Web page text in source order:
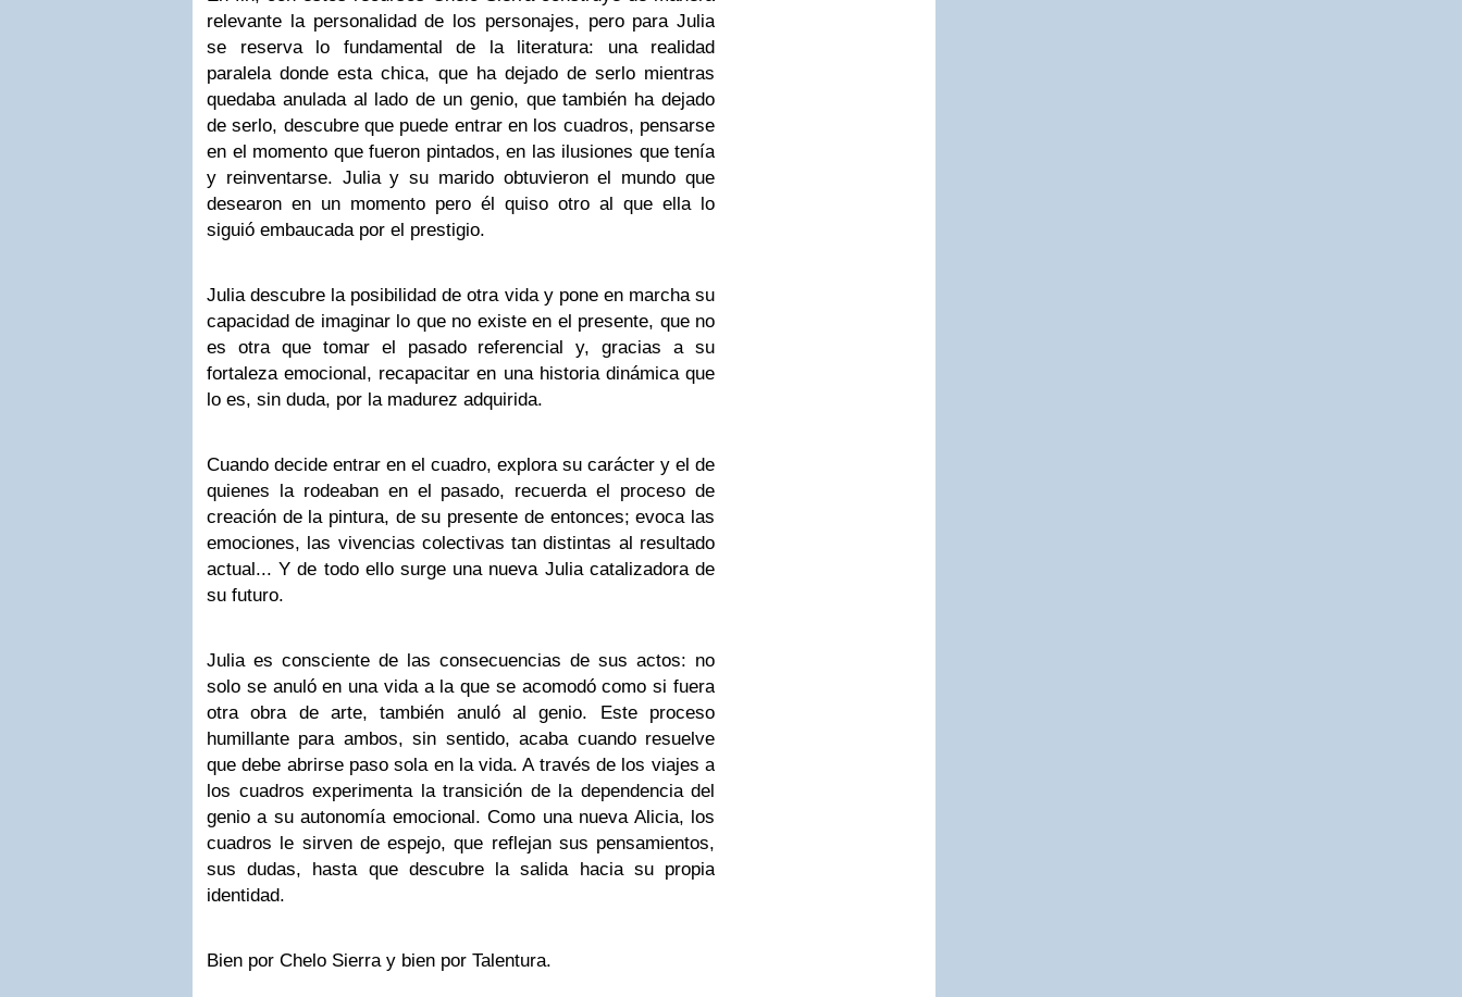
relevante la personalidad de los personajes, pero para Julia
se reserva lo fundamental de la literatura: una realidad
paralela donde esta chica, que ha dejado de serlo mientras
quedaba anulada al lado de un genio, que también ha dejado
de serlo, descubre que puede entrar en los cuadros, pensarse
en el momento que fueron pintados, en las ilusiones que tenía
y reinventarse. Julia y su marido obtuvieron el mundo que
desearon en un momento pero él quiso otro al que ella lo
siguió embaucada por el prestigio.
Julia descubre la posibilidad de otra vida y pone en marcha su
capacidad de imaginar lo que no existe en el presente, que no
es otra que tomar el pasado referencial y, gracias a su
fortaleza emocional, recapacitar en una historia dinámica que
lo es, sin duda, por la madurez adquirida.
Cuando decide entrar en el cuadro, explora su carácter y el de
quienes la rodeaban en el pasado, recuerda el proceso de
creación de la pintura, de su presente de entonces; evoca las
emociones, las vivencias colectivas tan distintas al resultado
actual... Y de todo ello surge una nueva Julia catalizadora de
su futuro.
Julia es consciente de las consecuencias de sus actos: no
solo se anuló en una vida a la que se acomodó como si fuera
otra obra de arte, también anuló al genio. Este proceso
humillante para ambos, sin sentido, acaba cuando resuelve
que debe abrirse paso sola en la vida. A través de los viajes a
los cuadros experimenta la transición de la dependencia del
genio a su autonomía emocional. Como una nueva Alicia, los
cuadros le sirven de espejo, que reflejan sus pensamientos,
sus dudas, hasta que descubre la salida hacia su propia
identidad.
Bien por Chelo Sierra y bien por Talentura.